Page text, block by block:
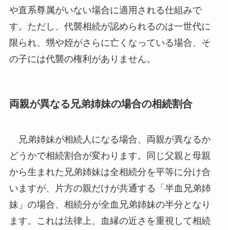
や直系尊属がいない場合に適用される仕組みで
す。ただし、代襲相続が認められるのは一世代に
限られ、甥や姪がさらに亡くなっている場合、そ
の子には代襲の権利がありません。
両親が異なる兄弟姉妹の場合の相続割合
兄弟姉妹が相続人になる場合、両親が異なるか
どうかで相続割合が変わります。同じ父親と母親
から生まれた兄弟姉妹は全相続分を平等に分け合
いますが、片方の親だけが共通する「半血兄弟姉
妹」の場合、相続分が全血兄弟姉妹の半分となり
ます。これは法律上、血縁の近さを重視して相続